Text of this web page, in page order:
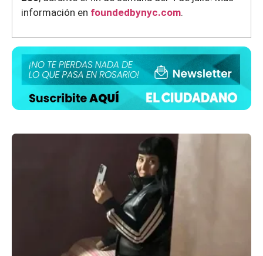
información en foundedbynyc.com.